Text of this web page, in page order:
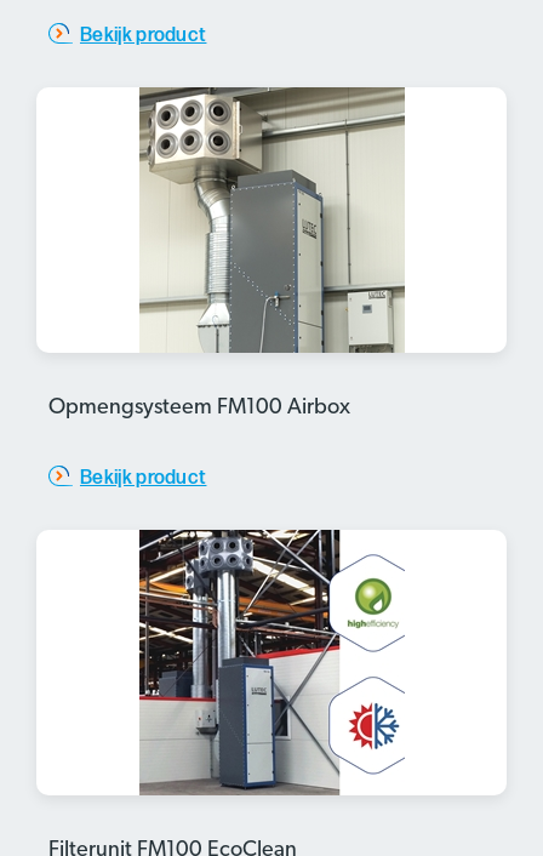
Bekijk product
Opmengsysteem FM100 Airbox
Bekijk product
Filterunit FM100 EcoClean